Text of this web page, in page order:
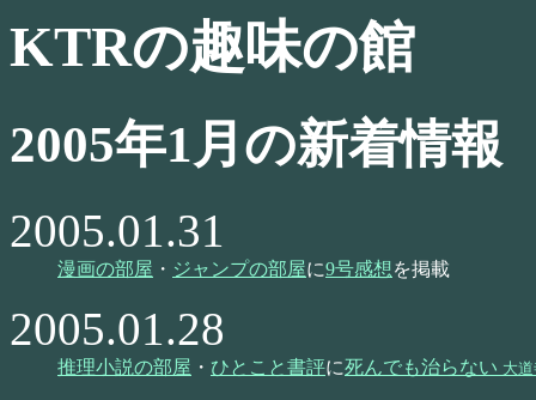
KTRの趣味の館
2005年1月の新着情報
2005.01.31
漫画の部屋 ・ ジャンプの部屋に9号感想を掲載
2005.01.28
推理小説の部屋 ・ ひとこと書評に死んでも治らない 大